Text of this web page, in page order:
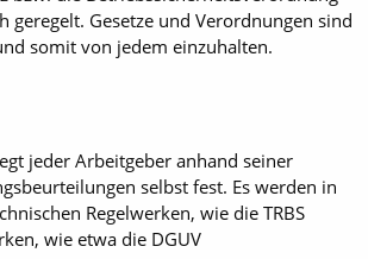
geregelt. Gesetze und Verordnungen sind
somit von jedem einzuhalten.
jeder Arbeitgeber anhand seiner
selbst fest. Es werden in
Regelwerken, wie die TRBS
wie etwa die DGUV